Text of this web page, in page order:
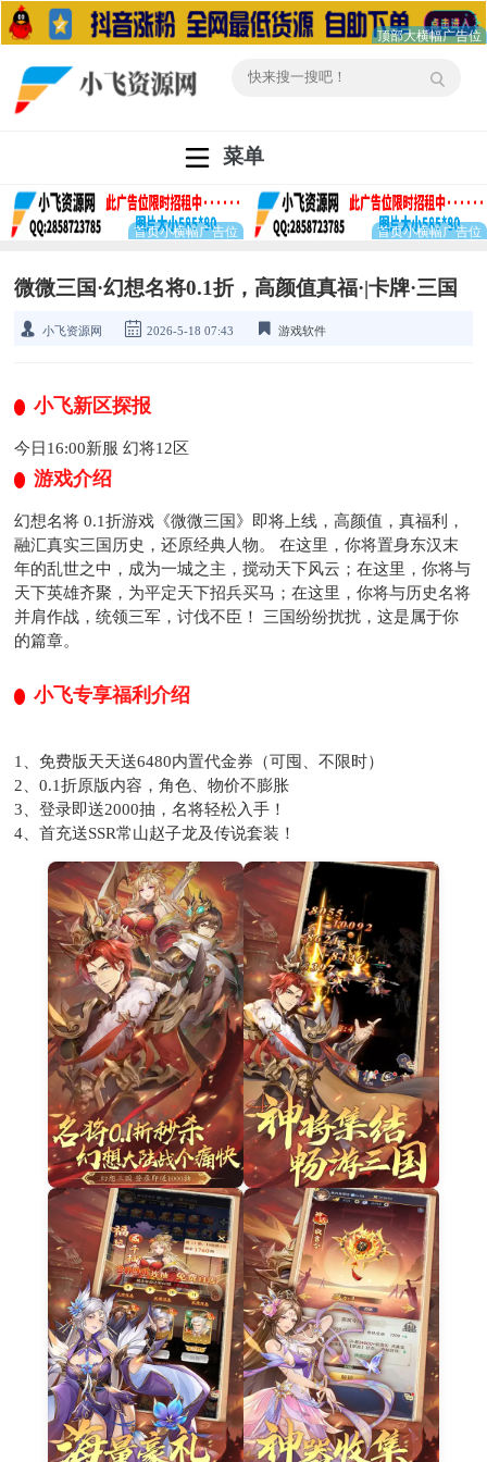
菜单
微微三国·幻想名将0.1折，高颜值真福·|卡牌·三国
小飞资源网 2026-5-18 07:43 游戏软件
小飞新区探报
今日16:00新服 幻将12区
游戏介绍
幻想名将 0.1折游戏《微微三国》即将上线，高颜值，真福利，
融汇真实三国历史，还原经典人物。 在这里，你将置身东汉末
年的乱世之中，成为一城之主，搅动天下风云；在这里，你将与
天下英雄齐聚，为平定天下招兵买马；在这里，你将与历史名将
并肩作战，统领三军，讨伐不臣！ 三国纷纷扰扰，这是属于你
的篇章。
小飞专享福利介绍
1、免费版天天送6480内置代金券（可囤、不限时）
2、0.1折原版内容，角色、物价不膨胀
3、登录即送2000抽，名将轻松入手！
4、首充送SSR常山赵子龙及传说套装！